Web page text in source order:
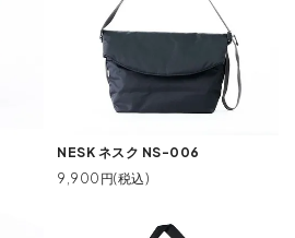
NESK ネスク NS-006
9,900円(税込)